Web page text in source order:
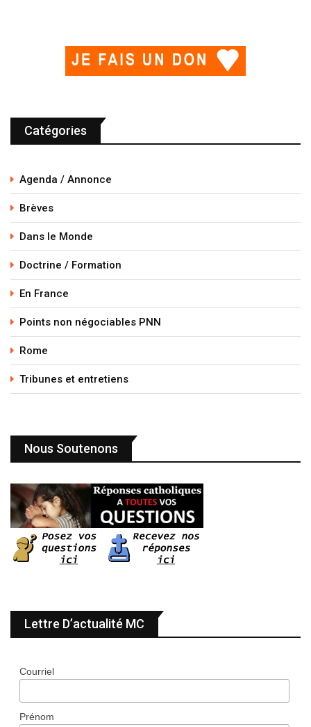
Catégories
Agenda / Annonce
Brèves
Dans le Monde
Doctrine / Formation
En France
Points non négociables PNN
Rome
Tribunes et entretiens
Nous Soutenons
Lettre D’actualité MC
Courriel
Prénom